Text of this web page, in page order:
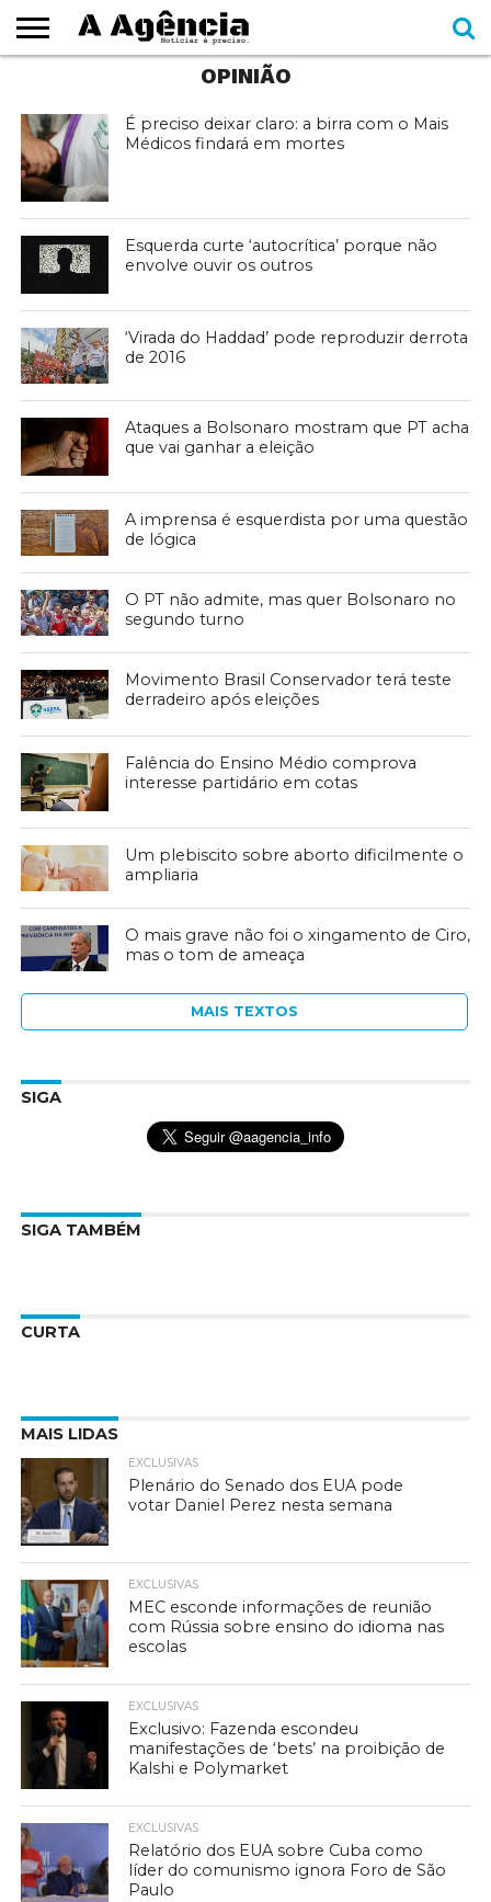
OPINIÃO
É preciso deixar claro: a birra com o Mais
Médicos findará em mortes
Esquerda curte ‘autocrítica’ porque não
envolve ouvir os outros
‘Virada do Haddad’ pode reproduzir derrota
de 2016
Ataques a Bolsonaro mostram que PT acha
que vai ganhar a eleição
A imprensa é esquerdista por uma questão
de lógica
O PT não admite, mas quer Bolsonaro no
segundo turno
Movimento Brasil Conservador terá teste
derradeiro após eleições
Falência do Ensino Médio comprova
interesse partidário em cotas
Um plebiscito sobre aborto dificilmente o
ampliaria
O mais grave não foi o xingamento de Ciro,
mas o tom de ameaça
MAIS TEXTOS
SIGA
SIGA TAMBÉM
CURTA
MAIS LIDAS
EXCLUSIVAS
Plenário do Senado dos EUA pode
votar Daniel Perez nesta semana
EXCLUSIVAS
MEC esconde informações de reunião
com Rússia sobre ensino do idioma nas
escolas
EXCLUSIVAS
Exclusivo: Fazenda escondeu
manifestações de ‘bets’ na proibição de
Kalshi e Polymarket
EXCLUSIVAS
Relatório dos EUA sobre Cuba como
líder do comunismo ignora Foro de São
Paulo